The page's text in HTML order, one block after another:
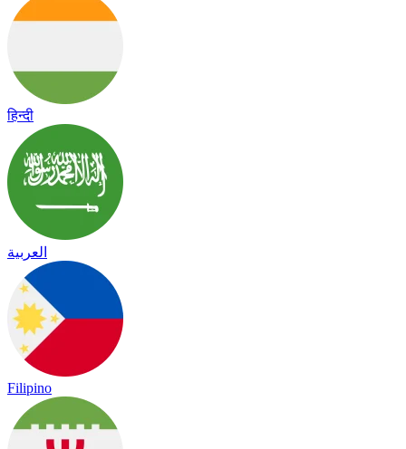
हिन्दी
العربية
Filipino